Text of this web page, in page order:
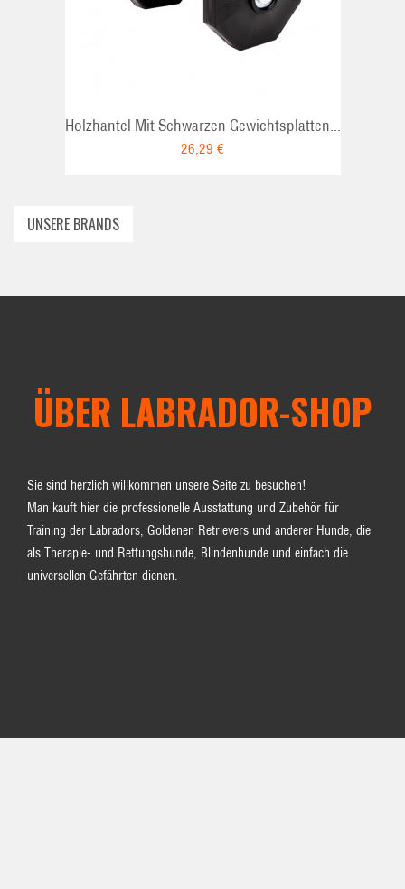
Holzhantel Mit Schwarzen Gewichtsplatten...
26,29 €
UNSERE BRANDS
ÜBER LABRADOR-SHOP
Sie sind herzlich willkommen unsere Seite zu besuchen!
Man kauft hier die professionelle Ausstattung und Zubehör für
Training der Labradors, Goldenen Retrievers und anderer Hunde, die
als Therapie- und Rettungshunde, Blindenhunde und einfach die
universellen Gefährten dienen.